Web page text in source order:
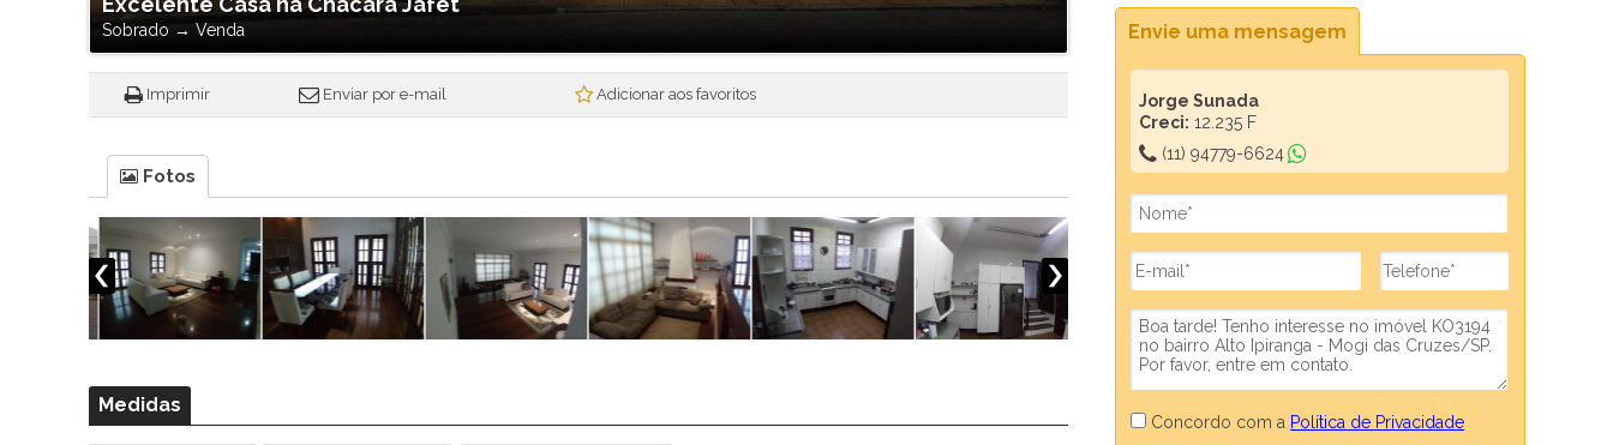
Mogi Plaza
Mosaico da Serra
Mosaico Essence
Paradise Gardens
Parque das Figueiras
Praças Ipoema
Real Park - Mogi II
Recantos dos Pinheiros
Res. Smart Flat Hotel Residence
Sobrado → Venda
Imprimir Enviar por e-mail Adicionar aos favoritos
Fotos
Medidas
Envie uma mensagem
Jorge Sunada
Creci: 12.235 F
(11) 94779-6624
Concordo com a Política de Privacidade